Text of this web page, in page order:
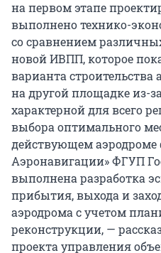
на первом этапе
выполнено технико-
со сравнением
новой ИВПП, которое
варианта строительства
на другой площадке из-
характерной для всего
выбора оптимального
действующем
Аэронавигации» ФГУП
выполнена разработка
прибытия, выхода и
аэродрома с учетом
реконструкции, —
проекта управления